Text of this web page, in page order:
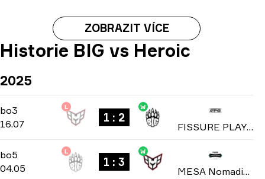
ZOBRAZIT VÍCE
Historie BIG vs Heroic
2025
bo3 -bo3
16.07
L
1 : 2
W
FISSURE PLAYGROUND: Season 1 2025
bo5 -bo5
04.05
L
1 : 3
W
MESA Nomadic Masters: Spring 2025